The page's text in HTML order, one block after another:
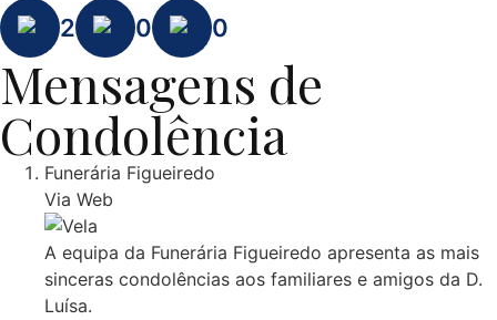
2 0 0
Mensagens de
Condolência
Funerária Figueiredo
Via Web
A equipa da Funerária Figueiredo apresenta as mais
sinceras condolências aos familiares e amigos da D.
Luísa.